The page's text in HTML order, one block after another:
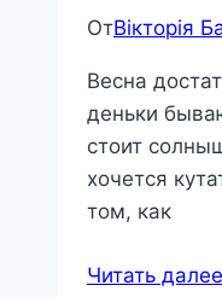
ОтВікторія
Весна
деньки
стоит
хочется
том, как
Читать далее